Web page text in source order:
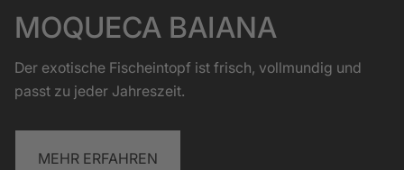
MOQUECA BAIANA
Der exotische Fischeintopf ist frisch, vollmundig und
passt zu jeder Jahreszeit.
MEHR ERFAHREN